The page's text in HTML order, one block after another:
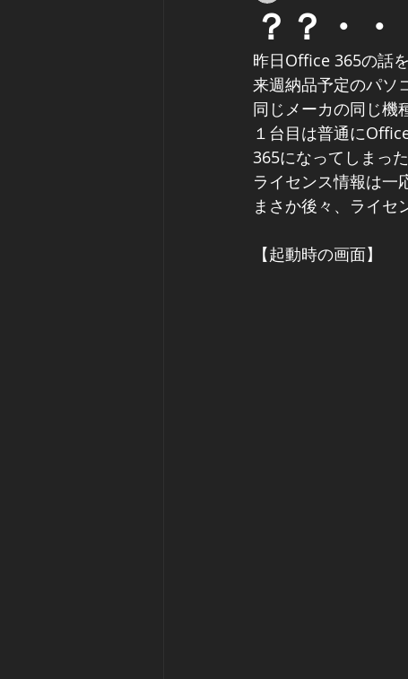
？？・
昨日Office 365の話
来週納品予定のパソ
同じメーカの同じ機
１台目は普通に
365になってしまった
ライセンス情報は一
まさか後々、ライセ
【起動時の画面】